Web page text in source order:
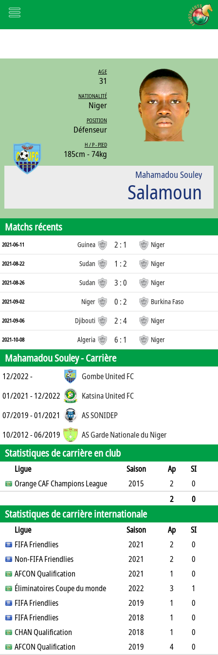
AGE
31
NATIONALITÉ
Niger
POSITION
Défenseur
H / P - PIED
185cm - 74kg
Mahamadou Souley
Salamoun
Matchs récents
2021-06-11 Guinea 2 : 1 Niger
2021-08-22 Sudan 1 : 2 Niger
2021-08-26 Sudan 3 : 0 Niger
2021-09-02 Niger 0 : 2 Burkina Faso
2021-09-06 Djibouti 2 : 4 Niger
2021-10-08 Algeria 6 : 1 Niger
Mahamadou Souley -Carrière
12/2022 -
Gombe United FC
01/2021 - 12/2022
Katsina United FC
07/2019 - 01/2021
AS SONIDEP
10/2012 - 06/2019
AS Garde Nationale du Niger
Statistiques de carrière en club
Ligue Saison Ap
SI
SO
B B A CJ CR Min
Orange CAF Champions League 2015 2
0
1802
0
0
0 0 0 0 0 0
Statistiques de carrière internationale
Ligue Saison Ap
SI
SO
B B CR Min
FIFA Friendlies 2021 2
0
1
0 0 157
Non-FIFA Friendlies 2021 2
0
1
0 0 164
AFCON Qualification 2021 1
0
0
1 0 0 0 0 90
Éliminatoires Coupe du monde 2022 3
1
1
1 0 0 141
FIFA Friendlies 2019 1
0
0
0 0 0 90
FIFA Friendlies 2018 1
0
0
1 0 0 90
CHAN Qualification 2018 1
0
0
0 0 0 90
AFCON Qualification 2019 4 0